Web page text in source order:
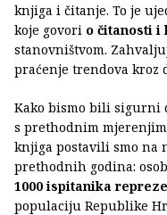
knjiga i čitanje. To je
koje govori o čitanosti i
stanovništvom.
praćenje trendova kroz
Kako bismo bili sigurni
s prethodnim
knjiga postavili smo na
prethodnih godina:
1000 ispitanika
populaciju Republike